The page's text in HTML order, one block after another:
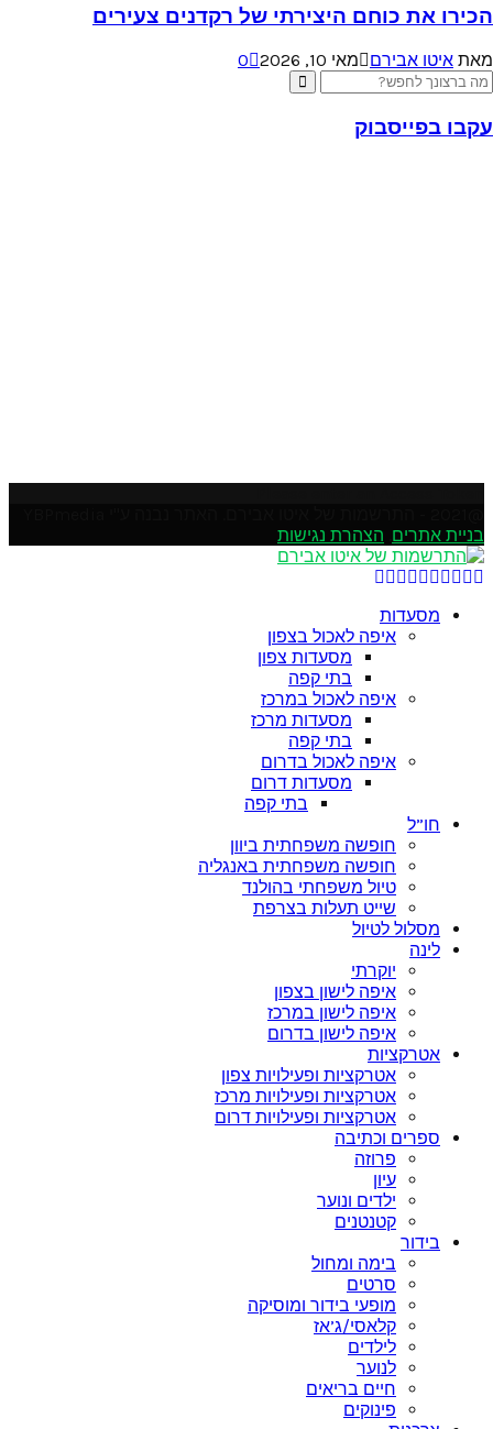
הכירו את כוחם היצירתי של רקדנים צעירים
מאת איטו אבירם מאי 10, 2026
0
Search
for:
Search
עקבו בפייסבוק
בניית אתרים הצהרת נגישות
Facebook
Twitter
Instagram
Pinterest
Google
Linkedin
Youtube
Email
Soundcloud
מסעדות
איפה לאכול בצפון
מסעדות צפון
בתי קפה
איפה לאכול במרכז
מסעדות מרכז
בתי קפה
איפה לאכול בדרום
מסעדות דרום
בתי קפה
חו”ל
חופשה משפחתית ביוון
חופשה משפחתית באנגליה
טיול משפחתי בהולנד
שייט תעלות בצרפת
מסלול לטיול
לינה
יוקרתי
איפה לישון בצפון
איפה לישון במרכז
איפה לישון בדרום
אטרקציות
אטרקציות ופעילויות צפון
אטרקציות ופעילויות מרכז
אטרקציות ופעילויות דרום
ספרים וכתיבה
פרוזה
עיון
ילדים ונוער
קטנטנים
בידור
בימה ומחול
סרטים
מופעי בידור ומוסיקה
קלאסי/ג’אז
לילדים
לנוער
חיים בריאים
פינוקים